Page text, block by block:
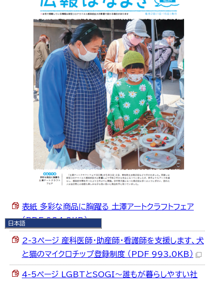
日本語
日本語
English
한국어
繁體中文
表紙 多彩な商品に胸躍る 土澤アートクラフトフェア
（PDF 984.8KB）
2-3ページ 産科医師・助産師・看護師を支援します、犬
と猫のマイクロチップ登録制度 （PDF 993.0KB）
4-5ページ LGBTとSOGI～誰もが暮らしやすい社